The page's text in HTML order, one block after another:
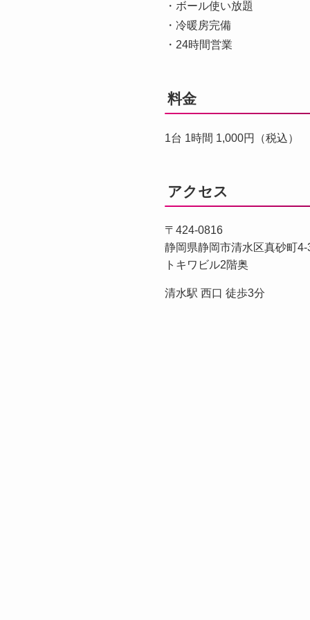
・ボール使い放題
・冷暖房完備
・24時間営業
料金
1台 1時間 1,000円（税込）
アクセス
〒424-0816
静岡県静岡市清水区真砂町4-
トキワビル2階奥
清水駅 西口 徒歩3分